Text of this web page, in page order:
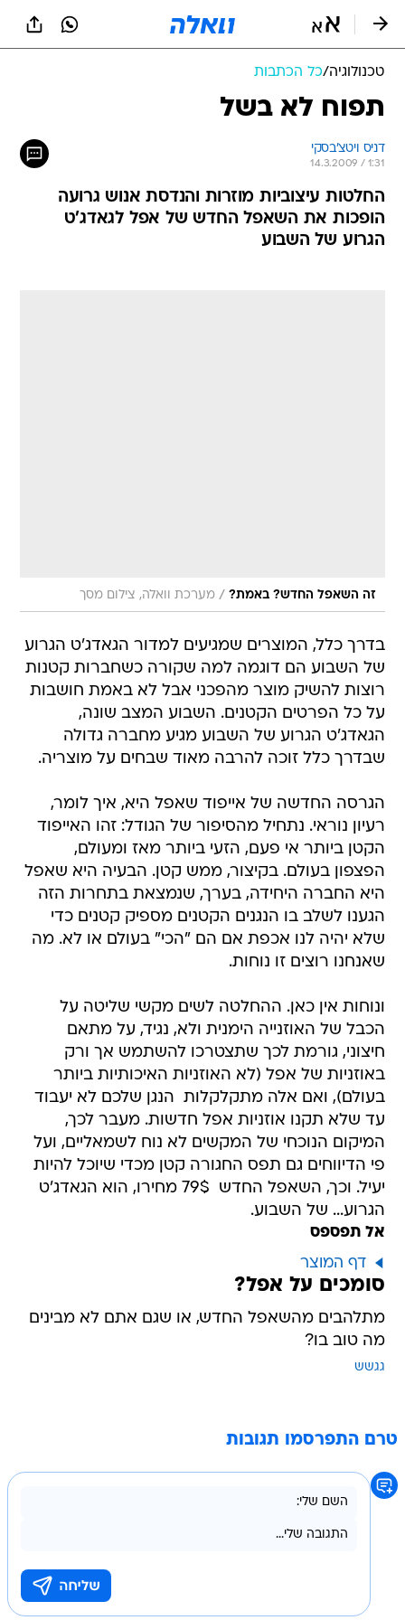
טכנולוגיה/כל הכתבות
תפוח לא בשל
דניס ויטצ'בסקי
14.3.2009 / 1:31
החלטות עיצוביות מוזרות והנדסת אנוש גרועה
הופכות את השאפל החדש של אפל לגאדג'ט
הגרוע של השבוע
זה השאפל החדש? באמת? / מערכת וואלה, צילום מסך
בדרך כלל, המוצרים שמגיעים למדור הגאדג'ט הגרוע
של השבוע הם דוגמה למה שקורה כשחברות קטנות
רוצות להשיק מוצר מהפכני אבל לא באמת חושבות
על כל הפרטים הקטנים. השבוע המצב שונה,
הגאדג'ט הגרוע של השבוע מגיע מחברה גדולה
שבדרך כלל זוכה להרבה מאוד שבחים על מוצריה.
הגרסה החדשה של אייפוד שאפל היא, איך לומר,
רעיון נוראי. נתחיל מהסיפור של הגודל: זהו האייפוד
הקטן ביותר אי פעם, הזעי ביותר מאז ומעולם,
הפצפון בעולם. בקיצור, ממש קטן. הבעיה היא שאפל
היא החברה היחידה, בערך, שנמצאת בתחרות הזה 
הגענו לשלב בו הנגנים הקטנים מספיק קטנים כדי
שלא יהיה לנו אכפת אם הם "הכי" בעולם או לא. מה
שאנחנו רוצים זו נוחות.
ונוחות אין כאן. ההחלטה לשים מקשי שליטה על
הכבל של האוזנייה הימנית ולא, נגיד, על מתאם
חיצוני, גורמת לכך שתצטרכו להשתמש אך ורק
באוזניות של אפל (לא האוזניות האיכותיות ביותר
בעולם), ואם אלה מתקלקלות  הנגן שלכם לא יעבוד
עד שלא תקנו אוזניות אפל חדשות. מעבר לכך,
המיקום הנוכחי של המקשים לא נוח לשמאליים, ועל
פי הדיווחים גם תפס החגורה קטן מכדי שיוכל להיות
יעיל. וכך, השאפל החדש  79$ מחירו, הוא הגאדג'ט
הגרוע... של השבוע.
אל תפספס
דף המוצר
סומכים על אפל?
מתלהבים מהשאפל החדש, או שגם אתם לא מבינים
מה טוב בו?
גגשש
טרם התפרסמו תגובות